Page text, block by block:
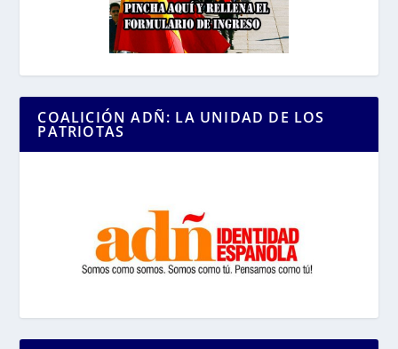
COALICIÓN ADÑ: LA UNIDAD DE LOS
PATRIOTAS